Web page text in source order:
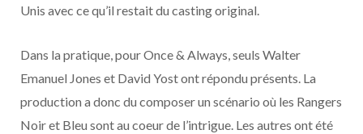
Unis avec ce qu’il restait du casting original.
Dans la pratique, pour Once & Always, seuls Walter
Emanuel Jones et David Yost ont répondu présents. La
production a donc du composer un scénario où les Rangers
Noir et Bleu sont au coeur de l’intrigue. Les autres ont été